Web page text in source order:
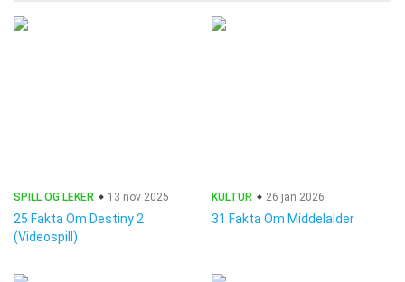
SPILL OG LEKER 13 nov 2025
25 Fakta Om Destiny 2
(Videospill)
KULTUR 26 jan 2026
31 Fakta Om Middelalder